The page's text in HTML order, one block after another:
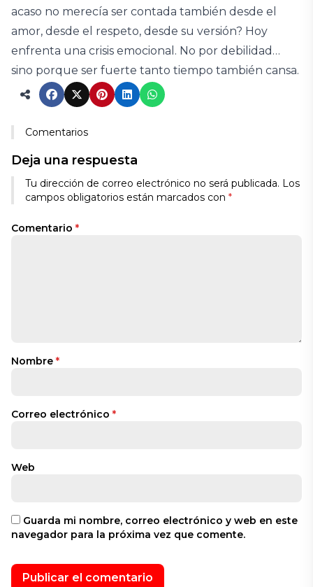
acaso no merecía ser contada también desde el
amor, desde el respeto, desde su versión? Hoy
enfrenta una crisis emocional. No por debilidad…
sino porque ser fuerte tanto tiempo también cansa.
Comentarios
Deja una respuesta
Tu dirección de correo electrónico no será publicada. Los
campos obligatorios están marcados con *
Comentario *
Nombre *
Correo electrónico *
Web
Guarda mi nombre, correo electrónico y web en este
navegador para la próxima vez que comente.